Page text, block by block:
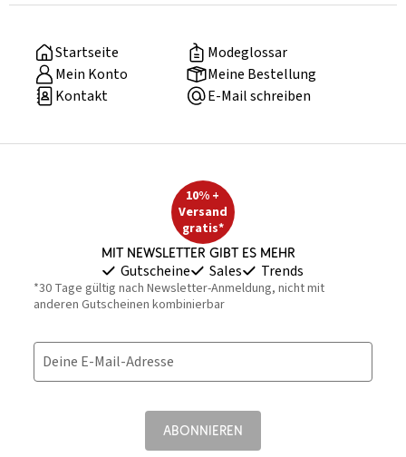
Startseite
Modeglossar
Mein Konto
Meine Bestellung
Kontakt
E-Mail schreiben
10% +
Versand
gratis*
Mit Newsletter gibt es mehr
Gutscheine Sales Trends
*30 Tage gültig nach Newsletter-Anmeldung, nicht mit
anderen Gutscheinen kombinierbar
Deine E-Mail-Adresse
ABONNIEREN